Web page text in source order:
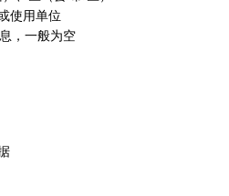
使用单位
，一般为空